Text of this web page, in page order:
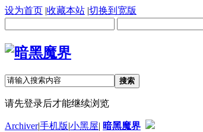
设为首页 |收藏本站 |切换到宽版
搜索
请先登录后才能继续浏览
Archiver|手机版|小黑屋| 暗黑魔界